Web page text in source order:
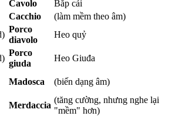
Cavolo
Bắp cải
Cacchio
(làm mềm theo âm)
Porco
diavolo
Heo quỷ
Porco
giuda
Heo Giuđa
Madosca (biến dạng âm)
Merdaccia
(tăng cường, nhưng nghe lại
"mềm" hơn)